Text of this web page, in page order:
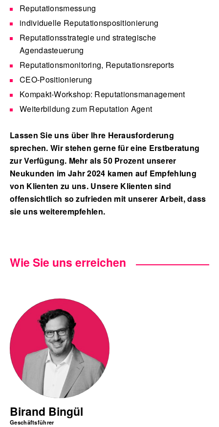
Reputationsmessung
individuelle Reputationspositionierung
Reputationsstrategie und strategische
Agendasteuerung
Reputationsmonitoring, Reputationsreports
CEO-Positionierung
Kompakt-Workshop: Reputationsmanagement
Weiterbildung zum Reputation Agent
Lassen Sie uns über Ihre Herausforderung
sprechen. Wir stehen gerne für eine Erstberatung
zur Verfügung. Mehr als 50 Prozent unserer
Neukunden im Jahr 2024 kamen auf Empfehlung
von Klienten zu uns. Unsere Klienten sind
offensichtlich so zufrieden mit unserer Arbeit, dass
sie uns weiterempfehlen.
Wie Sie uns erreichen
Birand Bingül
Geschäftsführer